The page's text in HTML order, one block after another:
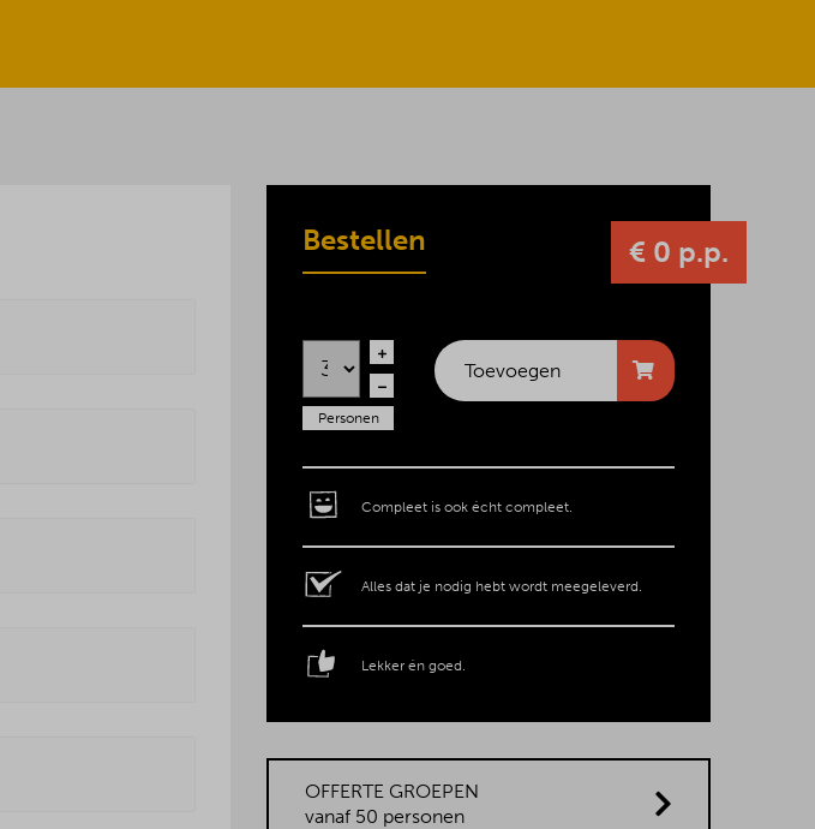
Bestellen € 0 p.p.
Personen
Toevoegen
Compleet is ook écht compleet.
Alles dat je nodig hebt wordt meegeleverd.
Lekker én goed.
OFFERTE GROEPEN
vanaf 50 personen